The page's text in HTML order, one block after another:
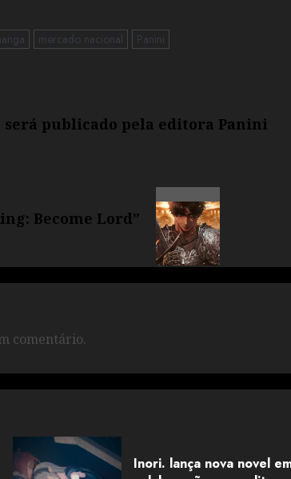
mercado nacional Panini
será publicado pela editora Panini
Become Lord”
comentário.
Inori. lança nova novel